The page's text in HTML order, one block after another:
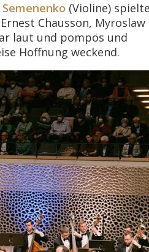
(Violine)
Chausson, Myroslaw
laut und pompös und
Hoffnung weckend.